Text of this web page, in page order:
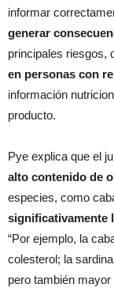
informar
generar
principales riesgos,
en personas con
información
producto.
Pye explica que el
alto contenido de
especies, como
significativamente
“Por ejemplo, la
colesterol; la
pero también mayor